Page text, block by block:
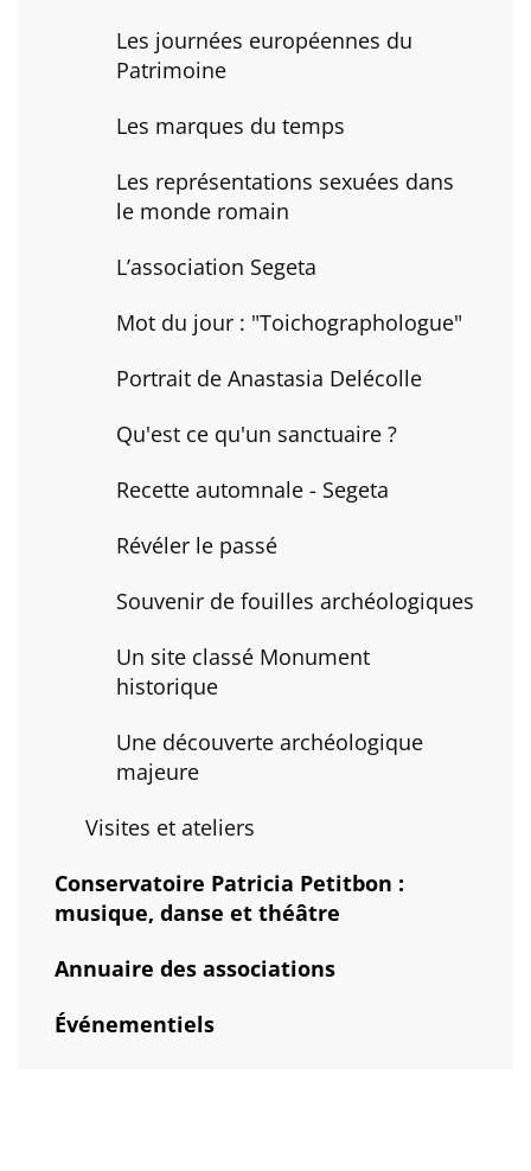
Les journées européennes du
Patrimoine
Les marques du temps
Les représentations sexuées dans
le monde romain
L’association Segeta
Mot du jour : "Toichographologue"
Portrait de Anastasia Delécolle
Qu'est ce qu'un sanctuaire ?
Recette automnale - Segeta
Révéler le passé
Souvenir de fouilles archéologiques
Un site classé Monument
historique
Une découverte archéologique
majeure
Visites et ateliers
Conservatoire Patricia Petitbon :
musique, danse et théâtre
Annuaire des associations
Événementiels